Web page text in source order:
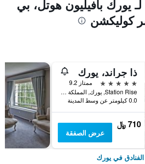
يورك بافيليون هوتل، بي
كوليكشن
ذا جراند، يورك
5 نجوم
ممتاز 9.2
Station Rise, يورك, المملكة المتحدة
0.0 كيلومتر عن وسط المدينة
710 ﷼
عرض الصفقة
في يورك